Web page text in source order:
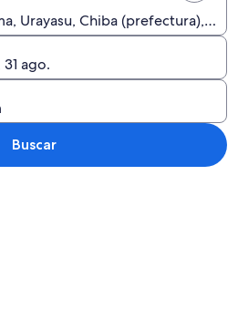
Urayasu, Chiba (prefectura),
ago.
Buscar